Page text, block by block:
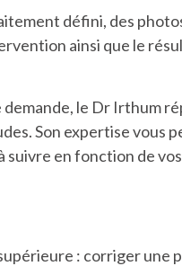
défini, des
ainsi que le
le Dr Irthum
Son expertise vous
suivre en fonction de
: corriger une